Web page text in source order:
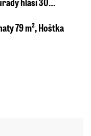
79 m², Hoštka